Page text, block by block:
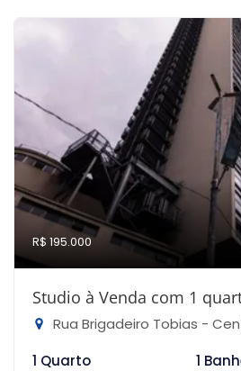
R$ 195.000
Studio à Venda com 1
Rua Brigadeiro Tobias - Centro Histórico
1 Quarto
1